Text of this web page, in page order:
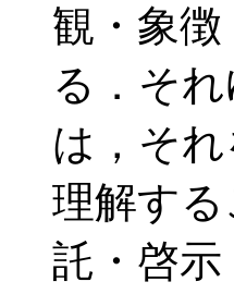
観・象
る．そ
は，そ
理解す
託・啓